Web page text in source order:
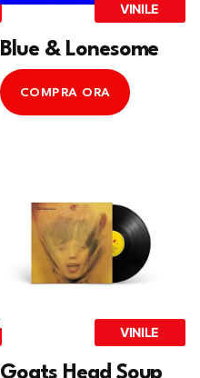
VINILE
Blue & Lonesome
COMPRA ORA
VINILE
Goats Head Soup